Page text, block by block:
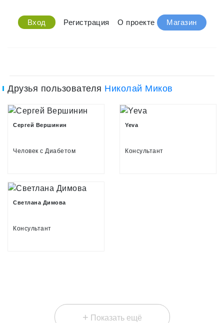
Вход Регистрация О проекте Магазин
Друзья пользователя Николай Миков
Сергей Вершинин
Человек с Диабетом
Yeva
Консультант
Светлана Димова
Консультант
+ Показать ещё